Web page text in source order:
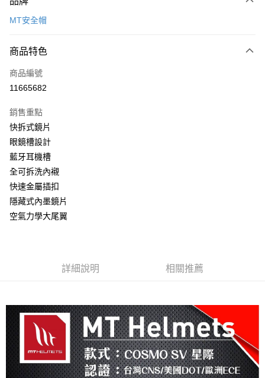
信用卡一次付款
3 期 0 利率 每期
合作金庫商業銀行
上海商業儲蓄銀行
臺灣中小企業銀行
匯豐（台灣）商業銀行
聯邦商業銀行
元大商業銀行
玉山商業銀行
台灣樂天信用卡公司
超商取貨付款
LINE Pay
Apple Pay
街口支付
悠遊付
Google Pay
全盈+PAY
1.本服務由台灣大哥大提供，台灣大哥大用戶可立即使用無須另外申請。
2.付款方式選擇「大哥付你分期」，訂單成立後會自動跳轉到大哥付的交易
3.實際核准額度、可分期數及費用金額請依後續交易確認頁面所載為準。
4.訂單成立30分鐘內，如未前往確認交易或遇審核未通過，訂單將自動取
消。如遇「轉專審核」未通過狀況，表示未達大哥付你分期系統評分，恕無
法說明評估內容。
【繳款方式說明】
1.分期款項不併入電信帳單，「大哥付你分期」於每月結算日後寄送繳費提
醒簡訊。
AFTEE先享後付
便利好安心！
１．簡單：不需註冊會員、不需綁卡、不需儲值。
２．便利：只要手機號碼，簡訊認證，即可結帳。
３．安心：先確認商品／服務後，再付款。
【「AFTEE先享後付」結帳流程】
１．於結帳方式選擇「AFTEE先享後付」後，將跳轉至「AFTEE先享後付」
運送方式
全家取貨付款
每筆NT$80，滿NT$1,999(含以上)免運費
MT安全帽
商品特色
商品編號
11665682
銷售重點
快拆式鏡片
眼鏡槽設計
藍牙耳機槽
全可拆洗內襯
快速金屬插扣
隱藏式內墨鏡片
空氣力學大尾翼
詳細說明 相關推薦